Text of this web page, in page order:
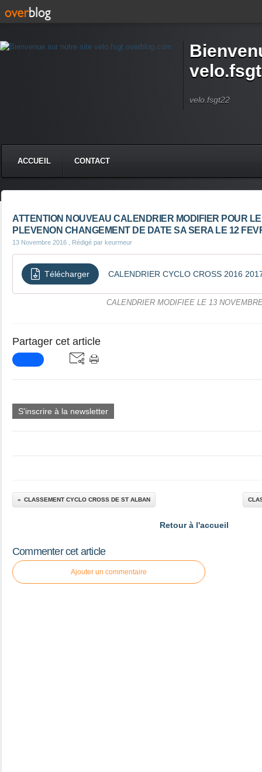
velo.fsgt22
ACCUEIL CONTACT
ATTENTION NOUVEAU CALENDRIER MODIFIER POUR
PLEVENON CHANGEMENT DE DATE SA SERA LE 12
13 Novembre 2016 , Rédigé par keurmeur
Télécharger CALENDRIER CYCLO CROSS 2016
CALENDRIER MODIFIEE LE 13
Partager cet article
S'inscrire à la newsletter
CLASSEMENT CYCLO CROSS DE ST ALBAN
Retour à l'accueil
Commenter cet article
Ajouter un commentaire